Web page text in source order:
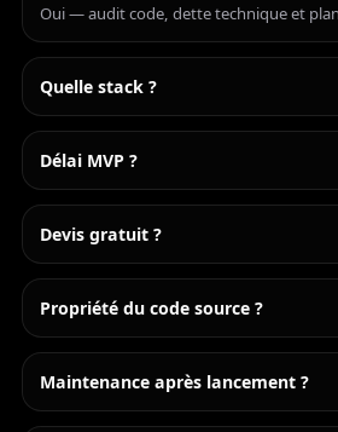
Oui — audit code, dette technique et
Quelle stack ?
Délai MVP ?
Devis gratuit ?
Propriété du code source ?
Maintenance après lancement ?